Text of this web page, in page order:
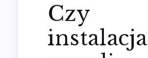
Czy
instalacja